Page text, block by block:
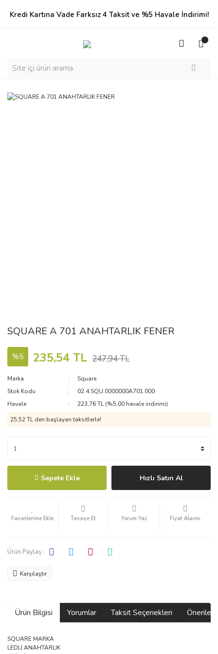
Kredi Kartına Vade Farksız 4 Taksit ve %5 Havale İndirimi!
SQUARE A 701 ANAHTARLIK FENER
%5 235,54 TL 247,94 TL
Marka
Square
Stok Kodu
02.4.SQU.0000000A701.000
Havale
223,76 TL (%5,00 havale indirimi)
25,52 TL den başlayan taksitlerle!
Sepete Ekle Hızlı Satın Al
Tavsiye Et Yorum Yaz Fiyat Alarmı
Ürün Paylaş :
Karşılaştır
Ürün Bilgisi Yorumlar Taksit Seçenekleri
SQUARE MARKA
LEDLİ ANAHTARLIK